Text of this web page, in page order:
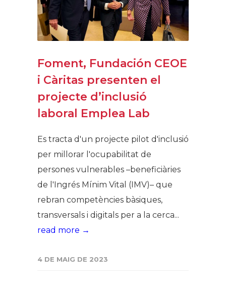
Foment, Fundación CEOE
i Càritas presenten el
projecte d’inclusió
laboral Emplea Lab
Es tracta d'un projecte pilot d'inclusió
per millorar l'ocupabilitat de
persones vulnerables –beneficiàries
de l'Ingrés Mínim Vital (IMV)– que
rebran competències bàsiques,
transversals i digitals per a la cerca...
read more →
4 DE MAIG DE 2023